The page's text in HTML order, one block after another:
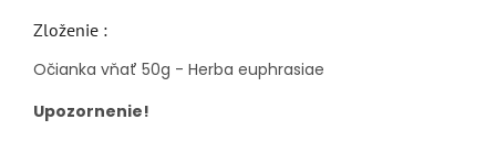
Zloženie :
Očianka vňať 50g - Herba euphrasiae
Upozornenie!